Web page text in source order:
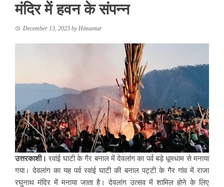
मंदिर में हवन के संपन्न
December 13, 2023 byHimantar
उत्तरकाशी। रवांई घाटी के गैर बनाल में देवलांग का पर्व बड़े धूमधाम से मनाया
गया। देवलांग का यह पर्व रवांई घाटी की बनाल पट्टी के गैर गांव में राजा
रघुनाथ मंदिर में मनाया जाता है। देवलांग उत्सव में शामिल होने के लिए